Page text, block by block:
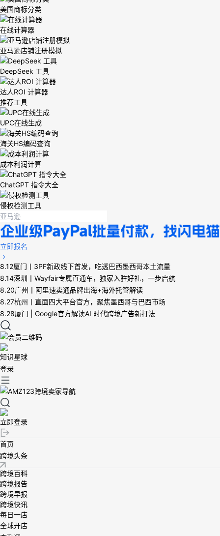
美国商标分类
在线计算器
亚马逊店铺注册模拟
DeepSeek 工具
达人ROI 计算器
推荐工具
UPC在线生成
海关HS编码查询
成本利润计算
ChatGPT 指令大全
侵权检测工具
立即报名
8.12厦门丨3PF新政线下首发，吃透巴西墨西哥本土流量
8.14深圳丨Wayfair专属直通车，独家入驻好礼，一步启航
8.20广州丨阿里速卖通品牌出海+海外托管解读
8.27杭州丨直面四大平台官方，聚焦墨西哥与巴西市场
8.28厦门 | Google官方解读AI 时代跨境广告新打法
知识星球
登录
立即登录
首页
跨境头条
跨境百科
跨境报告
跨境早报
跨境快讯
每日一店
全球开店